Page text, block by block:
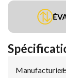
Manufacturier: